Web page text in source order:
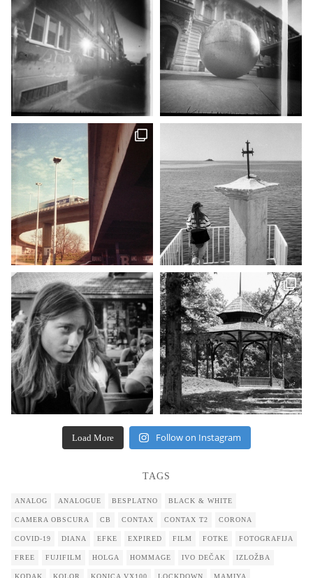
Load More Follow on Instagram
TAGS
ANALOG ANALOGUE BESPLATNO BLACK & WHITE
CAMERA OBSCURA CB CONTAX CONTAX T2 CORONA
COVID-19 DIANA EFKE EXPIRED FILM FOTKE FOTOGRAFIJA
FREE FUJIFILM HOLGA HOMMAGE IVO DEČAK IZLOŽBA
KODAK KOLOR KONICA VX100 LOCKDOWN MAMIYA